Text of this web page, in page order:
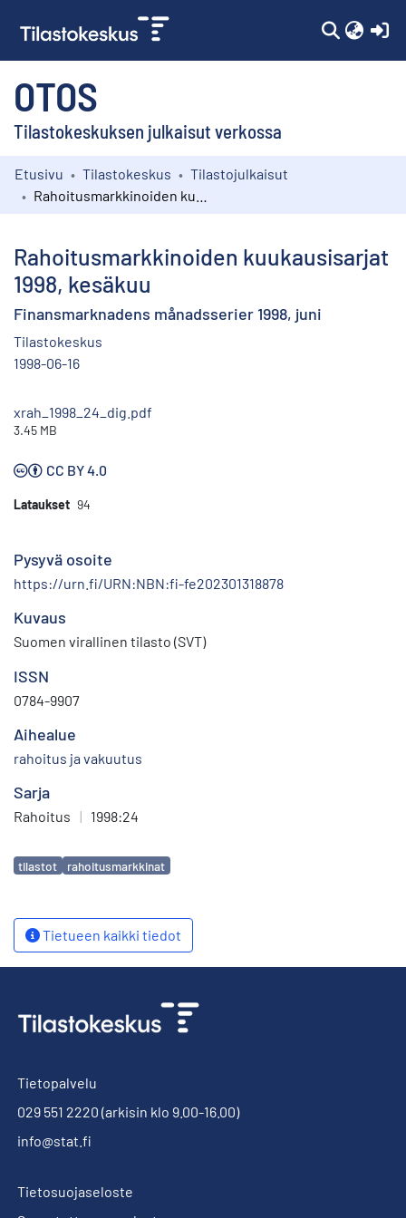
OTOS
Tilastokeskuksen julkaisut verkossa
Kokoelmat
Etusivu Tilastokeskus
Tilastojulkaisut
Rahoitusmarkkinoiden kuukausisarjat
1998, kesäkuu
Finansmarknadens månadsserier 1998, juni
Tilastokeskus
1998-06-16
xrah_1998_24_dig.pdf
3.45 MB
CC BY 4.0
Lataukset 94
Pysyvä osoite
https://urn.fi/URN:NBN:fi-fe202301318878
Kuvaus
Suomen virallinen tilasto (SVT)
ISSN
0784-9907
Aihealue
rahoitus ja vakuutus
Sarja
Rahoitus | 1998:24
Avainsanat
tilastot rahoitusmarkkinat
Tietueen kaikki tiedot
Tietopalvelu
029 551 2220 (arkisin klo 9.00-16.00)
info@stat.fi
Tietosuojaseloste